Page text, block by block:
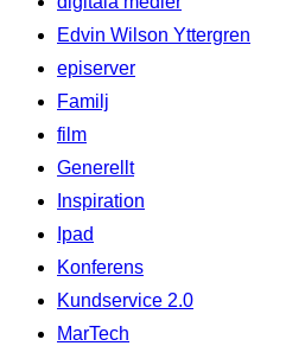
Edvin Wilson Yttergren
episerver
Familj
film
Generellt
Inspiration
Ipad
Konferens
Kundservice 2.0
MarTech